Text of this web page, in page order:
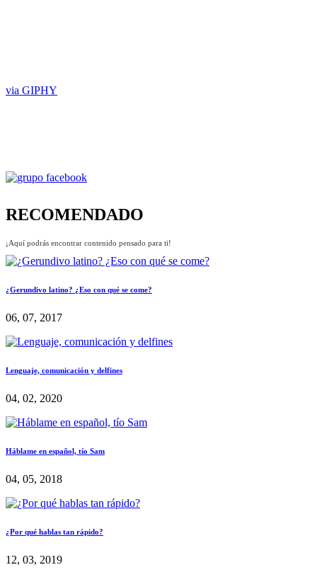
via GIPHY
RECOMENDADO
¡Aquí podrás encontrar contenido pensado para ti!
¿Gerundivo latino? ¿Eso con qué se come?
06, 07, 2017
Lenguaje, comunicación y delfines
04, 02, 2020
Háblame en español, tío Sam
04, 05, 2018
¿Por qué hablas tan rápido?
12, 03, 2019